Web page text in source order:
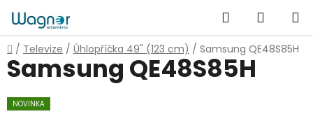
na
obsah
Hledat
KOŠÍK
Domů
/ Televize / Úhlopříčka 49" (123 cm) / Samsung QE48S85H
Samsung QE48S85H
NOVINKA